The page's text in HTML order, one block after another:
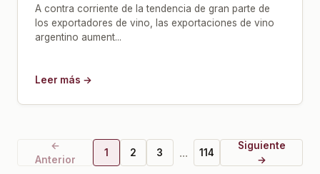
A contra corriente de la tendencia de gran parte de
los exportadores de vino, las exportaciones de vino
argentino aument...
Leer más →
←
Anterior
1 2 3 ... 114
Siguiente
→